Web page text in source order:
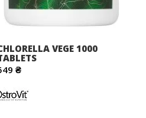
VEGE 1000
₴